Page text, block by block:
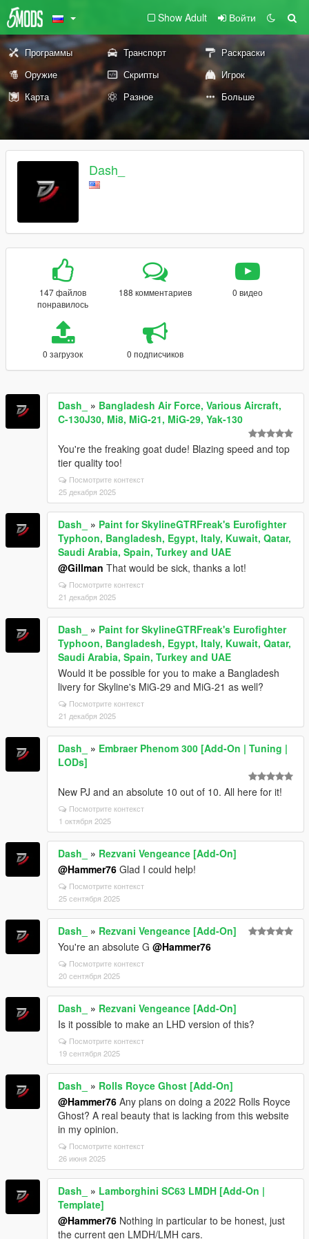
Show Adult Войти
Программы Транспорт
Раскраски
Оружие
Скрипты
Игрок
Карта
Разное Больше
Dash_
147 файлов
понравилось
188 комментариев 0 видео
0 загрузок 0 подписчиков
Dash_ » Bangladesh Air Force, Various Aircraft,
C-130J30, Mi8, MiG-21, MiG-29, Yak-130
You're the freaking goat dude! Blazing speed and top
tier quality too!
Посмотрите контекст
25 декабря 2025
Dash_ » Paint for SkylineGTRFreak's Eurofighter
Typhoon, Bangladesh, Egypt, Italy, Kuwait, Qatar,
Saudi Arabia, Spain, Turkey and UAE
@Gillman That would be sick, thanks a lot!
Посмотрите контекст
21 декабря 2025
Dash_ » Paint for SkylineGTRFreak's Eurofighter
Typhoon, Bangladesh, Egypt, Italy, Kuwait, Qatar,
Saudi Arabia, Spain, Turkey and UAE
Would it be possible for you to make a Bangladesh
livery for Skyline's MiG-29 and MiG-21 as well?
Посмотрите контекст
21 декабря 2025
Dash_ » Embraer Phenom 300 [Add-On | Tuning |
LODs]
New PJ and an absolute 10 out of 10. All here for it!
Посмотрите контекст
1 октября 2025
Dash_ » Rezvani Vengeance [Add-On]
@Hammer76 Glad I could help!
Посмотрите контекст
25 сентября 2025
Dash_ » Rezvani Vengeance [Add-On]
You're an absolute G @Hammer76
Посмотрите контекст
20 сентября 2025
Dash_ » Rezvani Vengeance [Add-On]
Is it possible to make an LHD version of this?
Посмотрите контекст
19 сентября 2025
Dash_ » Rolls Royce Ghost [Add-On]
@Hammer76 Any plans on doing a 2022 Rolls Royce
Ghost? A real beauty that is lacking from this website
in my opinion.
Посмотрите контекст
26 июня 2025
Dash_ » Lamborghini SC63 LMDH [Add-On |
Template]
@Hammer76 Nothing in particular to be honest, just
the current gen LMDH/LMH cars.